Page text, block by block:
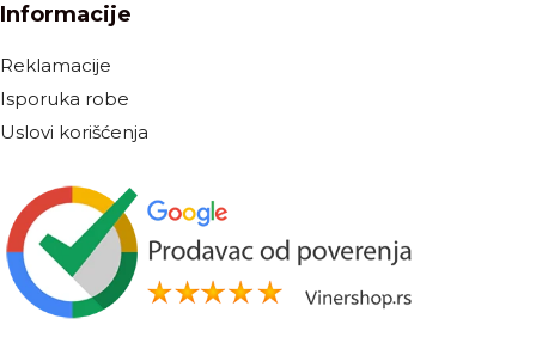
Informacije
Reklamacije
Isporuka robe
Uslovi korišćenja